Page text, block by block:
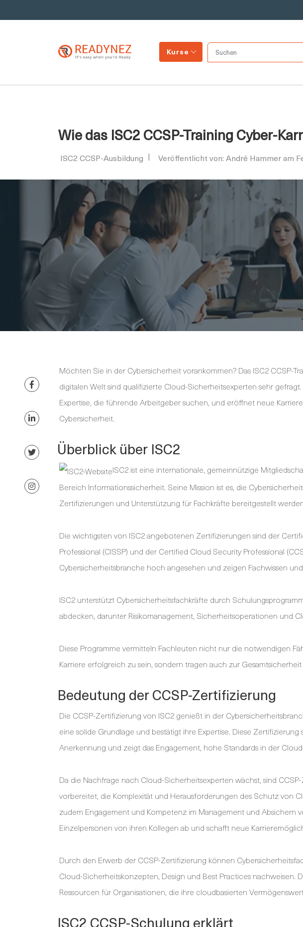
Kurse
Wie das ISC2 CCSP-Training Cyber-
ISC2 CCSP-Ausbildung Veröffentlicht von: André Hammer am
Möchten Sie in der Cybersicherheit vorankommen? Das ISC2 CCSP-
digitalen Welt sind qualifizierte Cloud-Sicherheitsexperten sehr
Expertise, die führende Arbeitgeber suchen, und eröffnet neue
Cybersicherheit.
Überblick über ISC2
ISC2 ist eine internationale, gemeinnützige
Bereich Informationssicherheit. Seine Mission ist es, die
Zertifizierungen und Unterstützung für Fachkräfte bereitgestellt
Die wichtigsten von ISC2 angebotenen Zertifizierungen sind der
Professional (CISSP) und der Certified Cloud Security Professional
Cybersicherheitsbranche hoch angesehen und zeigen Fachwissen
ISC2 unterstützt Cybersicherheitsfachkräfte durch
abdecken, darunter Risikomanagement, Sicherheitsoperationen und
Diese Programme vermitteln Fachleuten nicht nur die notwendigen
Karriere erfolgreich zu sein, sondern tragen auch zur
Bedeutung der CCSP-Zertifizierung
Die CCSP-Zertifizierung von ISC2 genießt in der
eine solide Grundlage und bestätigt ihre Expertise. Diese
Anerkennung und zeigt das Engagement, hohe Standards in der
Da die Nachfrage nach Cloud-Sicherheitsexperten wächst, sind
vorbereitet, die Komplexität und Herausforderungen des Schutz von
zudem Engagement und Kompetenz im Management und Absichern
Einzelpersonen von ihren Kollegen ab und schafft neue
Durch den Erwerb der CCSP-Zertifizierung können
Cloud-Sicherheitskonzepten, Design und Best Practices nachweisen.
Ressourcen für Organisationen, die ihre cloudbasierten
ISC2 CCSP-Schulung erklärt